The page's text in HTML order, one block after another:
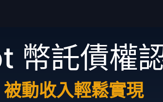
幣託債權
被動收入輕鬆實現